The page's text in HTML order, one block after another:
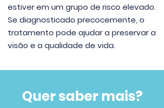
estiver em um grupo de risco elevado.
Se diagnosticado precocemente, o
tratamento pode ajudar a preservar a
visão e a qualidade de vida.
Quer saber mais?